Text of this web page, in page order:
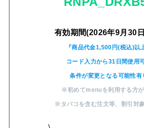
有効期間(2026年9月30
『商品代金1,500円(税込)以
コード入力から31日間使用
条件が変更となる可能性有
※初めてmenuを利用する方
※タバコを含む注文等、 割引対